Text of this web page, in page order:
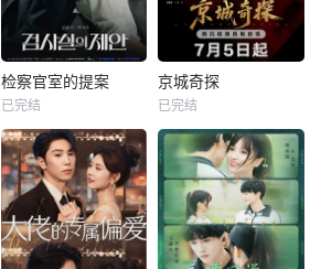
检察官室的提案
已完结
京城奇探
已完结